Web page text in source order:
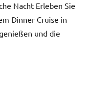
Nacht Erleben Sie
Dinner Cruise in
und die